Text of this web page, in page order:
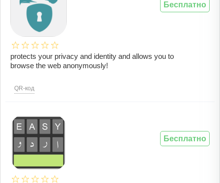
protects your privacy and identity and allows you to
browse the web anonymously!
QR-код
Бесплатно
Бесплатно